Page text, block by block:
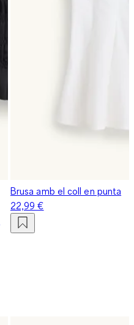
Brusa amb el coll en punta
22,99 €